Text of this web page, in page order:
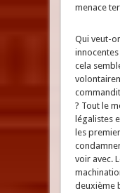
menace
Qui veut-
innocentes
cela
? Tout le
légalistes
les
voir avec.
deuxième